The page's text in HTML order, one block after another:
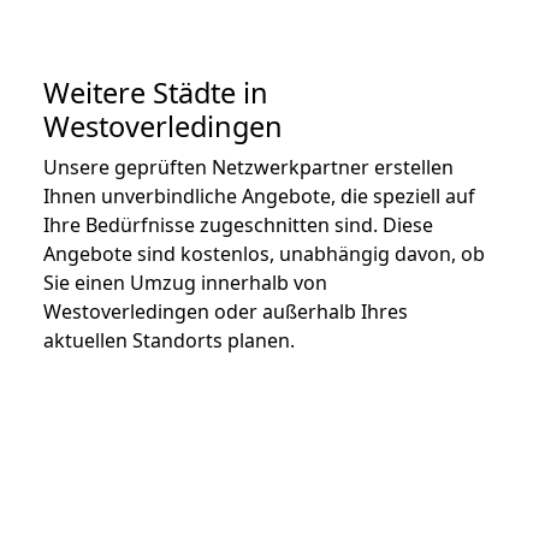
Weitere Städte in
Westoverledingen
Unsere geprüften Netzwerkpartner erstellen
Ihnen unverbindliche Angebote, die speziell auf
Ihre Bedürfnisse zugeschnitten sind. Diese
Angebote sind kostenlos, unabhängig davon, ob
Sie einen Umzug innerhalb von
Westoverledingen oder außerhalb Ihres
aktuellen Standorts planen.